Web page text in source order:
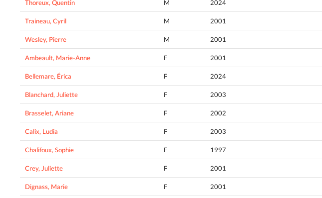
Thoreux, Quentin M 2024
Traineau, Cyril M 2001
Wesley, Pierre M 2001
Ambeault, Marie-Anne F 2001
Bellemare, Érica F 2024
Blanchard, Juliette F 2003
Brasselet, Ariane F 2002
Calix, Ludia F 2003
Chalifoux, Sophie F 1997
Crey, Juliette F 2001
Dignass, Marie F 2001